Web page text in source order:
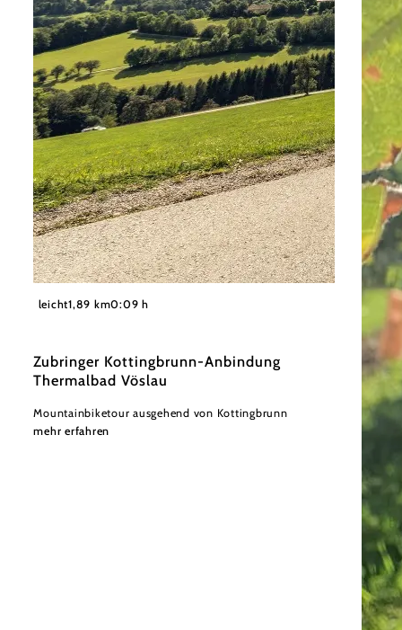
Wienerwald Tourismus GmbH / Christoph Kerschbaum
leicht1,89 km0:09 h
Zubringer Kottingbrunn-Anbindung
Thermalbad Vöslau
Mountainbiketour ausgehend von Kottingbrunn
mehr erfahren